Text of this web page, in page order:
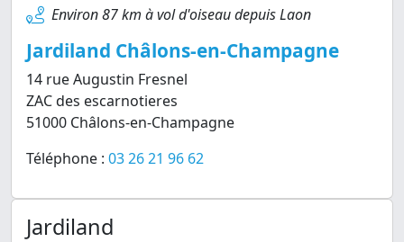
Environ 87 km à vol d'oiseau depuis Laon
Jardiland Châlons-en-Champagne
14 rue Augustin Fresnel
ZAC des escarnotieres
51000 Châlons-en-Champagne
Téléphone : 03 26 21 96 62
Jardiland